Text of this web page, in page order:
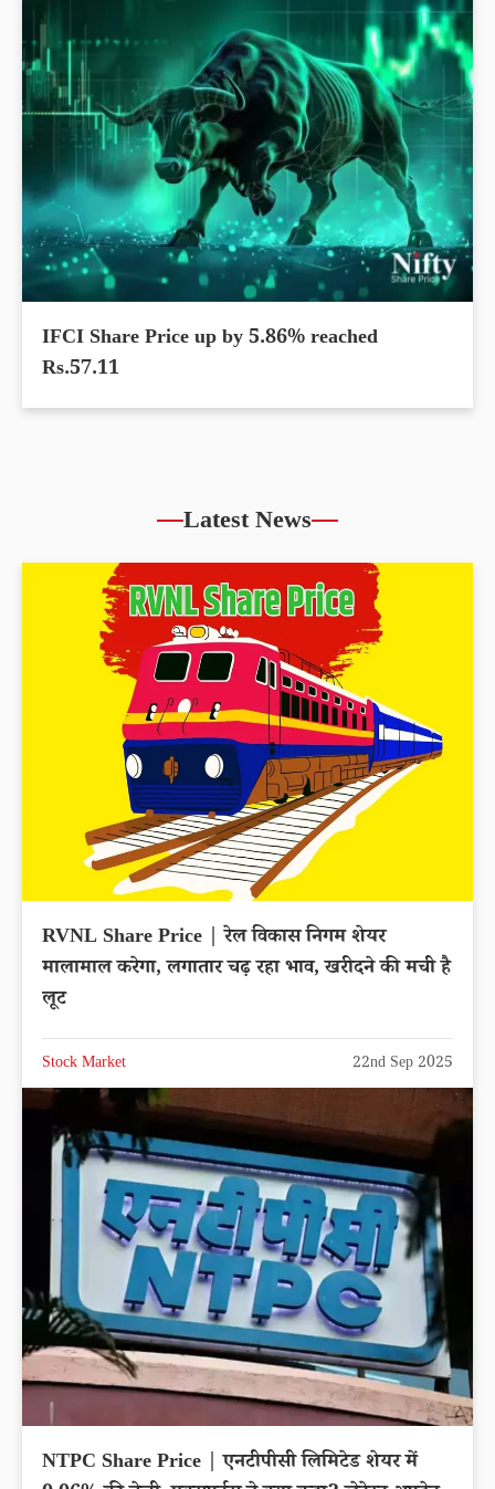
IFCI Share Price up by 5.86% reached
Rs.57.11
Latest News
RVNL Share Price | रेल विकास निगम शेयर
मालामाल करेगा, लगातार चढ़ रहा भाव, खरीदने की मची है
लूट
Stock Market 22nd Sep 2025
NTPC Share Price | एनटीपीसी लिमिटेड शेयर में